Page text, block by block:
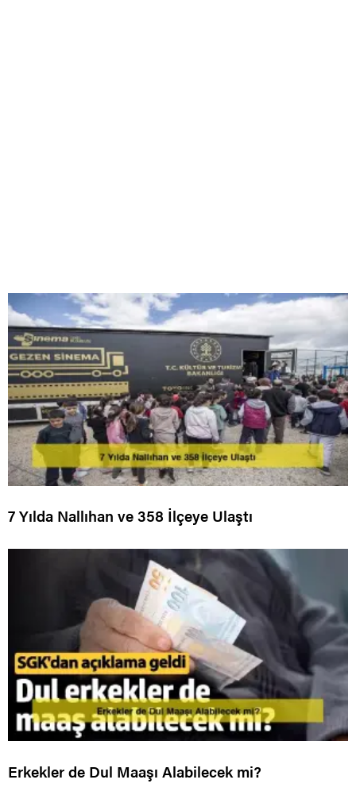
7 Yılda Nallıhan ve 358 İlçeye Ulaştı
Erkekler de Dul Maaşı Alabilecek mi?